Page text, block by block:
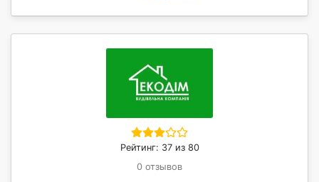
Рейтинг: 37 из 80
0 отзывов